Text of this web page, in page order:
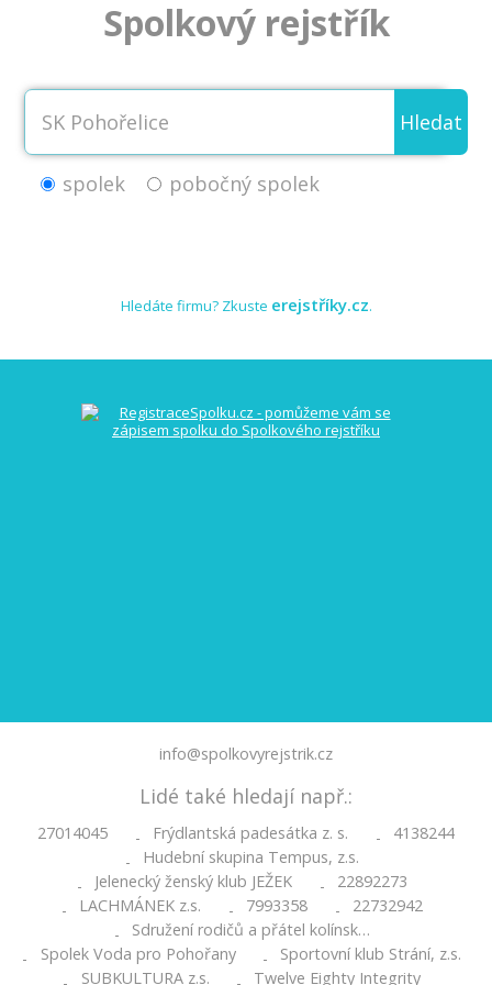
Spolkový rejstřík
Hledat
spolek pobočný spolek
Hledáte firmu? Zkuste erejstříky.cz.
info@spolkovyrejstrik.cz
Lidé také hledají např.:
27014045 - Frýdlantská padesátka z. s. -
4138244
-
Hudební skupina Tempus, z.s.
-
Jelenecký ženský klub JEŽEK -
22892273
-
LACHMÁNEK z.s. - 7993358 -
22732942
-
Sdružení rodičů a přátel kolínsk…
-
Spolek Voda pro Pohořany -
Sportovní klub Strání, z.s.
SUBKULTURA z.s. Twelve Eighty Integrity